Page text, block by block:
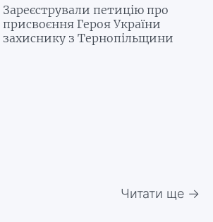
Зареєстрували петицію про
присвоєння Героя України
захиснику з Тернопільщини
Читати ще →